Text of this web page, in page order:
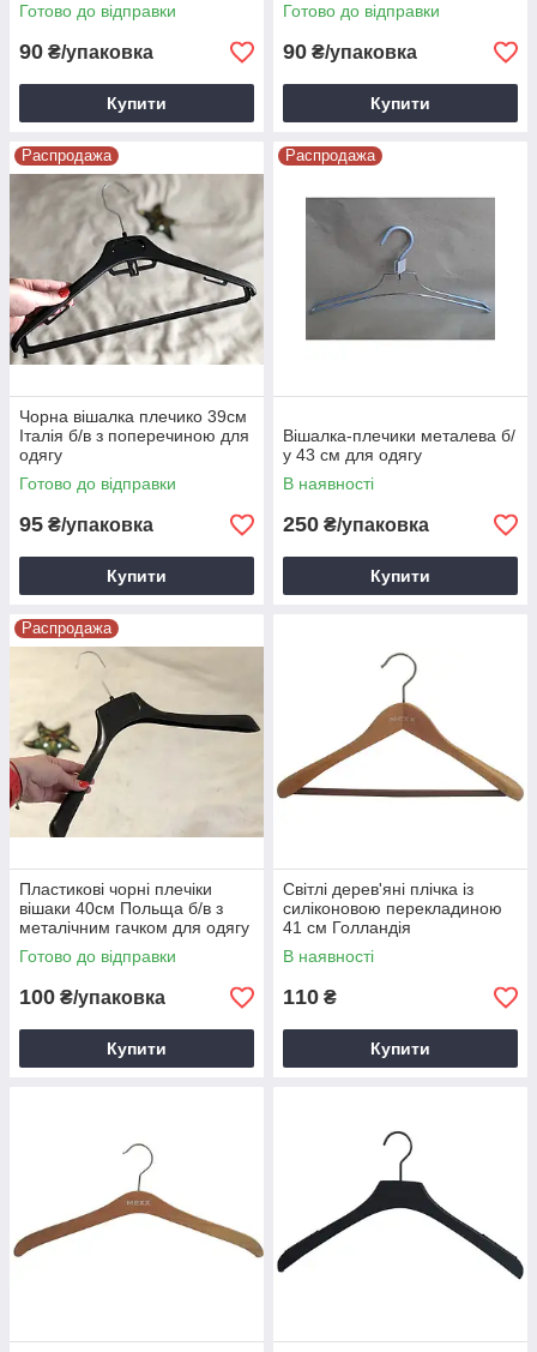
Готово до відправки
90 ₴/упаковка
Купити
Готово до відправки
90 ₴/упаковка
Купити
Распродажа
Чорна вішалка плечико 39см
Італія б/в з поперечиною для
одягу
Готово до відправки
95 ₴/упаковка
Купити
Распродажа
Вішалка-плечики металева б/
у 43 см для одягу
В наявності
250 ₴/упаковка
Купити
Распродажа
Пластикові чорні плечіки
вішаки 40см Польща б/в з
металічним гачком для одягу
Готово до відправки
100 ₴/упаковка
Купити
Світлі дерев'яні плічка із
силіконовою перекладиною
41 см Голландія
В наявності
110 ₴
Купити